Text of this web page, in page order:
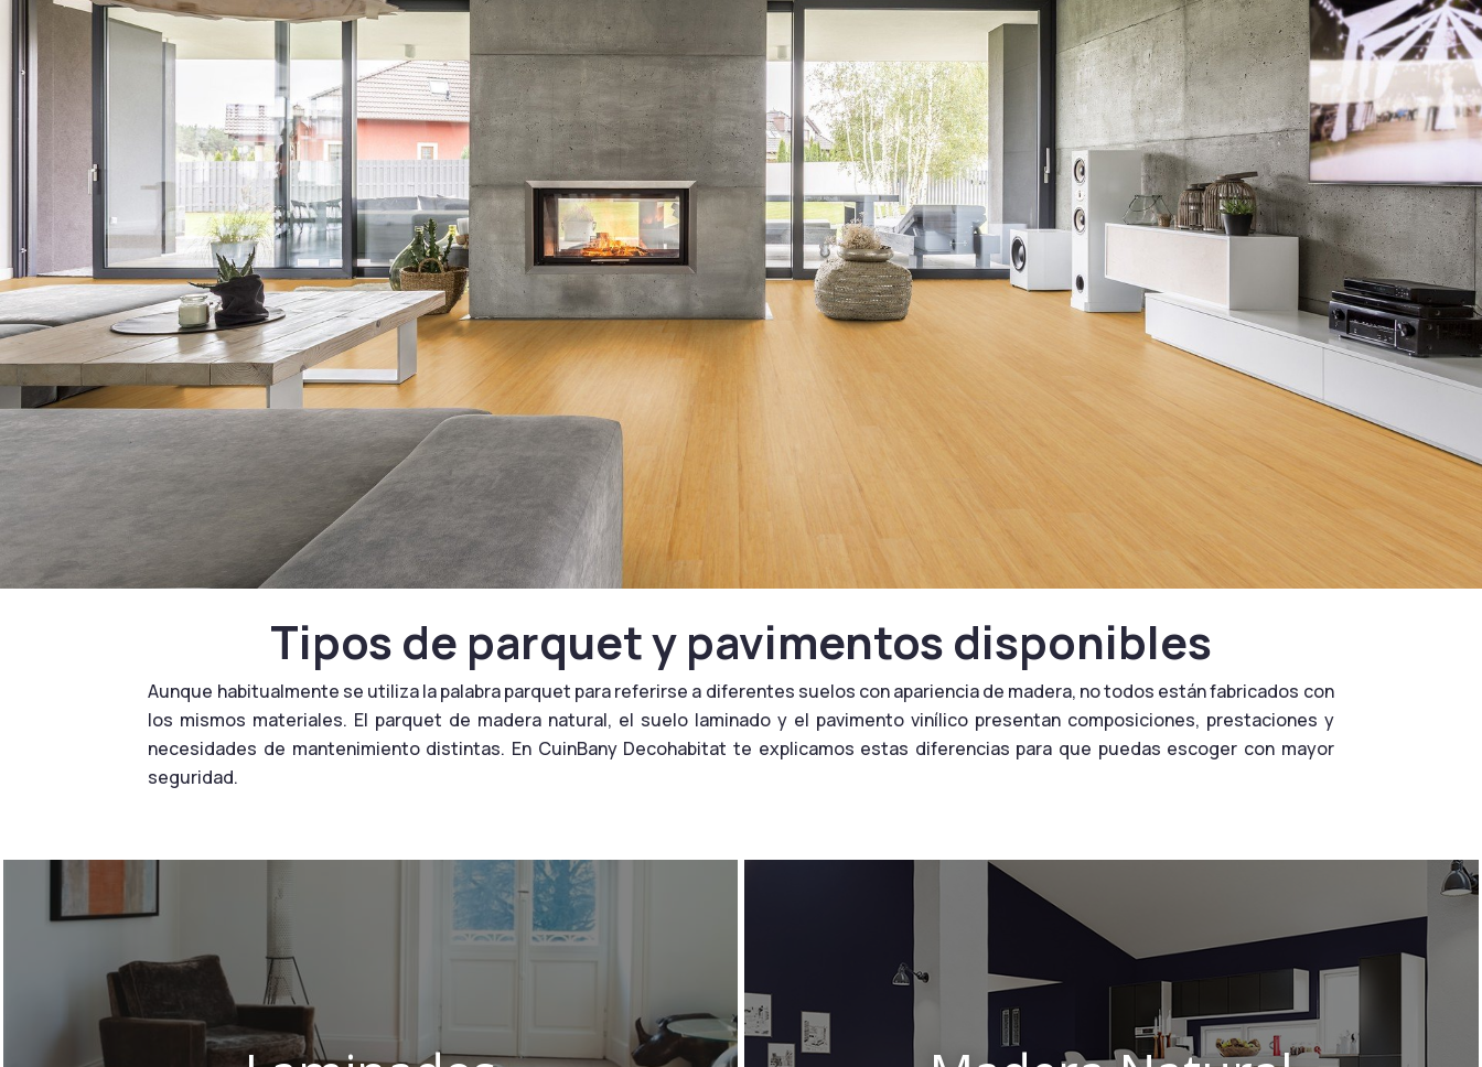
Tipos de parquet y pavimentos disponibles
Aunque habitualmente se utiliza la palabra parquet para referirse a diferentes suelos con apariencia de madera, no todos están fabricados con
los mismos materiales. El parquet de madera natural, el suelo laminado y el pavimento vinílico presentan composiciones, prestaciones y
necesidades de mantenimiento distintas. En CuinBany Decohabitat te explicamos estas diferencias para que puedas escoger con mayor
seguridad.